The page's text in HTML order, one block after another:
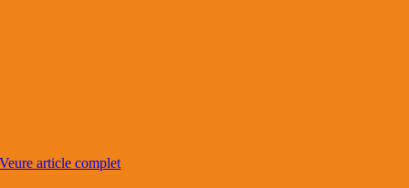
Veure article complet